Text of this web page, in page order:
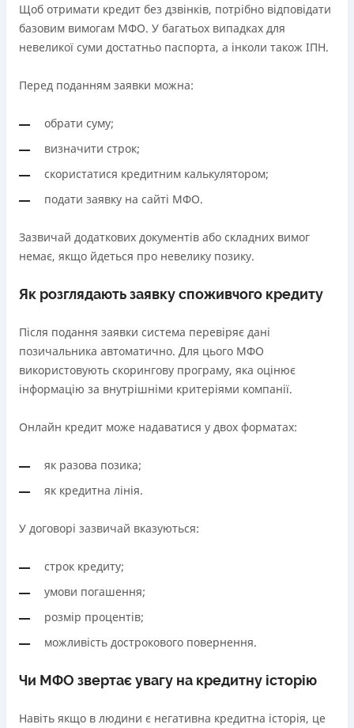
Щоб отримати кредит без дзвінків, потрібно відповідати
базовим вимогам МФО. У багатьох випадках для
невеликої суми достатньо паспорта, а інколи також ІПН.
Перед поданням заявки можна:
обрати суму;
визначити строк;
скористатися кредитним калькулятором;
подати заявку на сайті МФО.
Зазвичай додаткових документів або складних вимог
немає, якщо йдеться про невелику позику.
Як розглядають заявку споживчого кредиту
Після подання заявки система перевіряє дані
позичальника автоматично. Для цього МФО
використовують скорингову програму, яка оцінює
інформацію за внутрішніми критеріями компанії.
Онлайн кредит може надаватися у двох форматах:
як разова позика;
як кредитна лінія.
У договорі зазвичай вказуються:
строк кредиту;
умови погашення;
розмір процентів;
можливість дострокового повернення.
Чи МФО звертає увагу на кредитну історію
Навіть якщо в людини є негативна кредитна історія, це